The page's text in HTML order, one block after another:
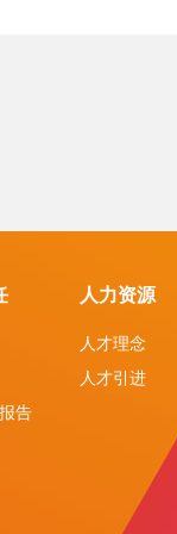
告
人力资源
人才理念
人才引进